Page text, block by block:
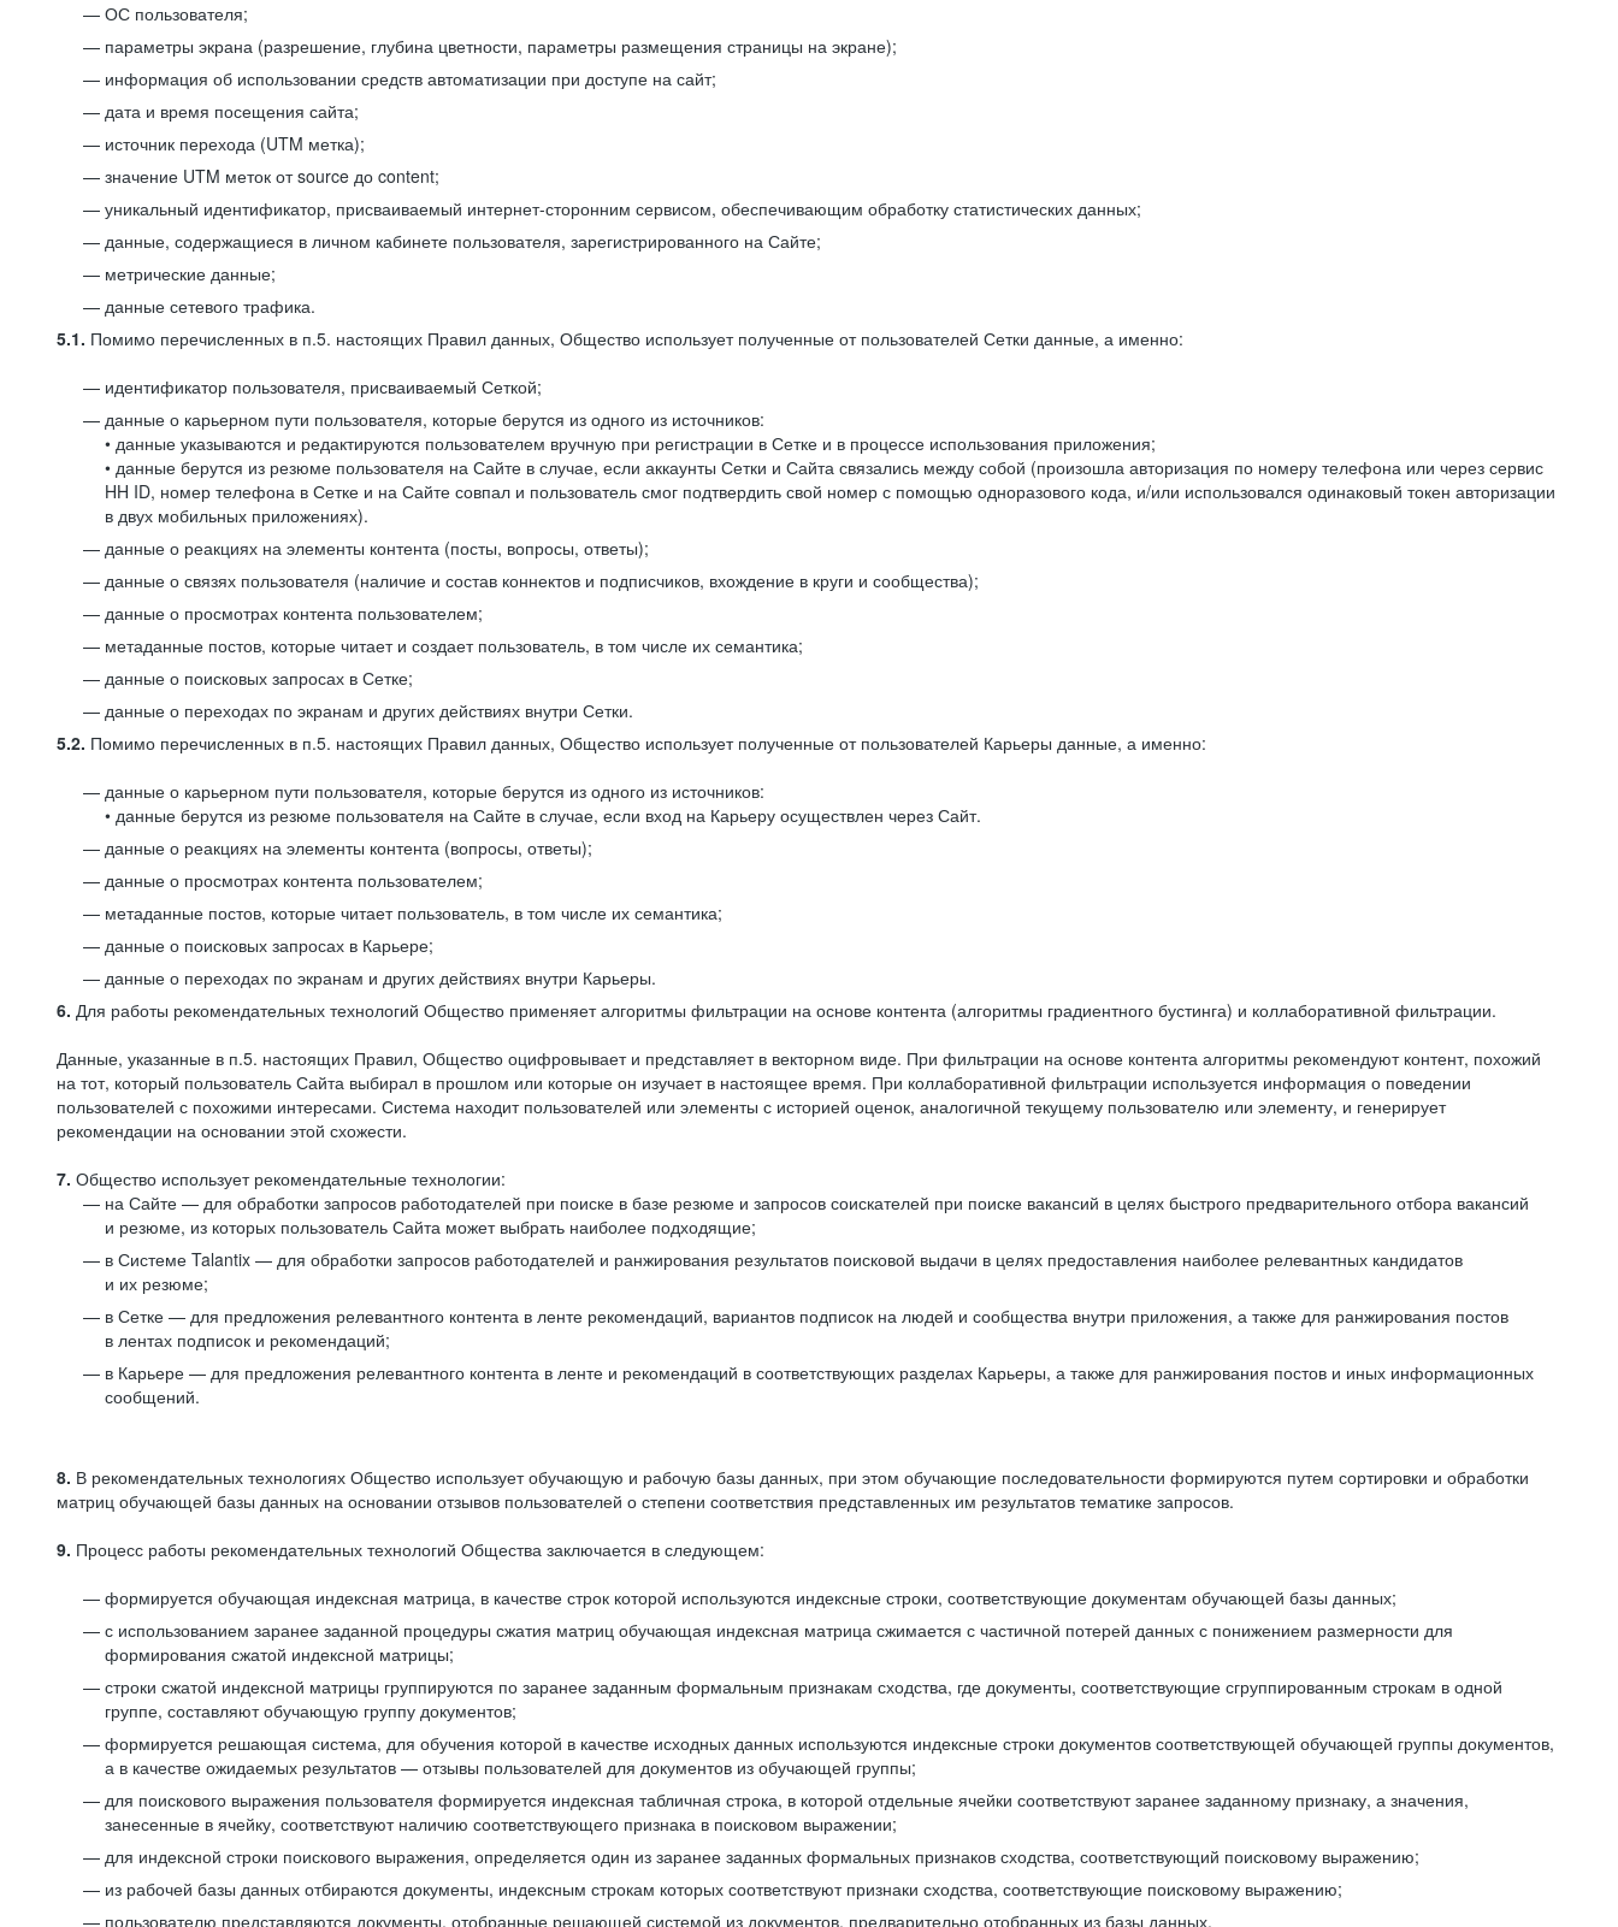
ОС пользователя;
параметры экрана (разрешение, глубина цветности, параметры размещения страницы на экране);
информация об использовании средств автоматизации при доступе на сайт;
дата и время посещения сайта;
источник перехода (UTM метка);
значение UTM меток от source до content;
уникальный идентификатор, присваиваемый интернет-сторонним сервисом, обеспечивающим обработку статистических данных;
данные, содержащиеся в личном кабинете пользователя, зарегистрированного на Сайте;
метрические данные;
данные сетевого трафика.
5.1. Помимо перечисленных в п.5. настоящих Правил данных, Общество использует полученные от пользователей Сетки данные, а именно:
идентификатор пользователя, присваиваемый Сеткой;
данные о карьерном пути пользователя, которые берутся из одного из источников:
• данные указываются и редактируются пользователем вручную при регистрации в Сетке и в процессе использования приложения;
• данные берутся из резюме пользователя на Сайте в случае, если аккаунты Сетки и Сайта связались между собой (произошла авторизация по номеру телефона или через сервис
HH ID, номер телефона в Сетке и на Сайте совпал и пользователь смог подтвердить свой номер с помощью одноразового кода, и/или использовался одинаковый токен авторизации
в двух мобильных приложениях).
данные о реакциях на элементы контента (посты, вопросы, ответы);
данные о связях пользователя (наличие и состав коннектов и подписчиков, вхождение в круги и сообщества);
данные о просмотрах контента пользователем;
метаданные постов, которые читает и создает пользователь, в том числе их семантика;
данные о поисковых запросах в Сетке;
данные о переходах по экранам и других действиях внутри Сетки.
5.2. Помимо перечисленных в п.5. настоящих Правил данных, Общество использует полученные от пользователей Карьеры данные, а именно:
данные о карьерном пути пользователя, которые берутся из одного из источников:
• данные берутся из резюме пользователя на Сайте в случае, если вход на Карьеру осуществлен через Сайт.
данные о реакциях на элементы контента (вопросы, ответы);
данные о просмотрах контента пользователем;
метаданные постов, которые читает пользователь, в том числе их семантика;
данные о поисковых запросах в Карьере;
данные о переходах по экранам и других действиях внутри Карьеры.
6. Для работы рекомендательных технологий Общество применяет алгоритмы фильтрации на основе контента (алгоритмы градиентного бустинга) и коллаборативной фильтрации.
Данные, указанные в п.5. настоящих Правил, Общество оцифровывает и представляет в векторном виде. При фильтрации на основе контента алгоритмы рекомендуют контент, похожий
на тот, который пользователь Сайта выбирал в прошлом или которые он изучает в настоящее время. При коллаборативной фильтрации используется информация о поведении
пользователей с похожими интересами. Система находит пользователей или элементы с историей оценок, аналогичной текущему пользователю или элементу, и генерирует
рекомендации на основании этой схожести.
7. Общество использует рекомендательные технологии:
на Сайте — для обработки запросов работодателей при поиске в базе резюме и запросов соискателей при поиске вакансий в целях быстрого предварительного отбора вакансий
и резюме, из которых пользователь Сайта может выбрать наиболее подходящие;
в Системе Talantix — для обработки запросов работодателей и ранжирования результатов поисковой выдачи в целях предоставления наиболее релевантных кандидатов
и их резюме;
в Сетке — для предложения релевантного контента в ленте рекомендаций, вариантов подписок на людей и сообщества внутри приложения, а также для ранжирования постов
в лентах подписок и рекомендаций;
в Карьере — для предложения релевантного контента в ленте и рекомендаций в соответствующих разделах Карьеры, а также для ранжирования постов и иных информационных
сообщений.
8. В рекомендательных технологиях Общество использует обучающую и рабочую базы данных, при этом обучающие последовательности формируются путем сортировки и обработки
матриц обучающей базы данных на основании отзывов пользователей о степени соответствия представленных им результатов тематике запросов.
9. Процесс работы рекомендательных технологий Общества заключается в следующем:
формируется обучающая индексная матрица, в качестве строк которой используются индексные строки, соответствующие документам обучающей базы данных;
с использованием заранее заданной процедуры сжатия матриц обучающая индексная матрица сжимается с частичной потерей данных с понижением размерности для
формирования сжатой индексной матрицы;
строки сжатой индексной матрицы группируются по заранее заданным формальным признакам сходства, где документы, соответствующие сгруппированным строкам в одной
группе, составляют обучающую группу документов;
формируется решающая система, для обучения которой в качестве исходных данных используются индексные строки документов соответствующей обучающей группы документов,
а в качестве ожидаемых результатов — отзывы пользователей для документов из обучающей группы;
для поискового выражения пользователя формируется индексная табличная строка, в которой отдельные ячейки соответствуют заранее заданному признаку, а значения,
занесенные в ячейку, соответствуют наличию соответствующего признака в поисковом выражении;
для индексной строки поискового выражения, определяется один из заранее заданных формальных признаков сходства, соответствующий поисковому выражению;
из рабочей базы данных отбираются документы, индексным строкам которых соответствуют признаки сходства, соответствующие поисковому выражению;
пользователю представляются документы, отобранные решающей системой из документов, предварительно отобранных из базы данных.